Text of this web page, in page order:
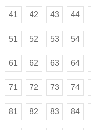
41 42 43 44
51 52 53 54
61 62 63 64
71 72 73 74
81 82 83 84